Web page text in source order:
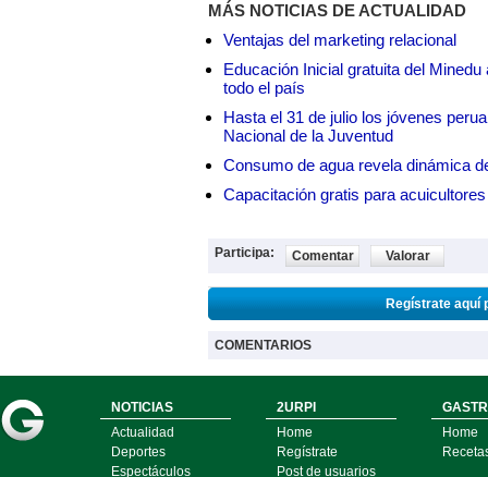
MÁS NOTICIAS DE ACTUALIDAD
Ventajas del marketing relacional
Educación Inicial gratuita del
todo el país
Hasta el 31 de julio los jóvenes
Nacional de la Juventud
Consumo de agua revela dinámica
Capacitación gratis para
Participa: Comentar Valorar
Regístrate aquí
COMENTARIOS
NOTICIAS
Actualidad
Deportes
Espectáculos
2URPI
Home
Regístrate
Post de usuarios
Home